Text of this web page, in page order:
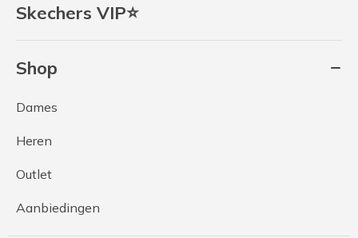
Skechers VIP⭐
Shop
Dames
Heren
Outlet
Aanbiedingen